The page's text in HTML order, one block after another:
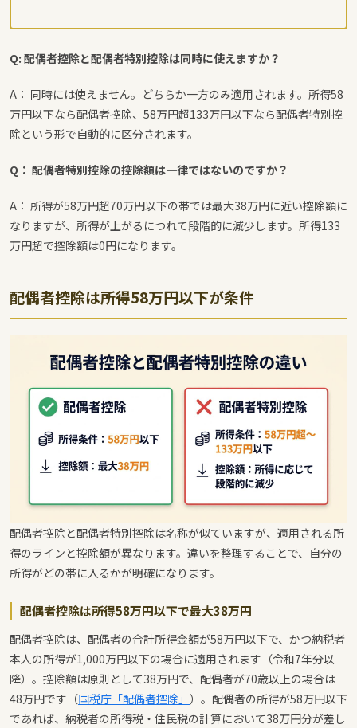
Q: 配偶者控除と配偶者特別控除は同時に使えますか？
A： 同時には使えません。どちらか一方のみ適用されます。所得58
万円以下なら配偶者控除、58万円超133万円以下なら配偶者特別控
除という形で自動的に区分されます。
Q： 配偶者特別控除の控除額は一律ではないのですか？
A： 所得が58万円超70万円以下の帯では最大38万円に近い控除額に
なりますが、所得が上がるにつれて段階的に減少します。所得133
万円超で控除額は0円になります。
配偶者控除は所得58万円以下が条件
配偶者控除と配偶者特別控除は名称が似ていますが、適用される所
得のラインと控除額が異なります。違いを整理することで、自分の
所得がどの帯に入るかが明確になります。
配偶者控除は所得58万円以下で最大38万円
配偶者控除は、配偶者の合計所得金額が58万円以下で、かつ納税者
本人の所得が1,000万円以下の場合に適用されます（令和7年分以
降）。控除額は原則として38万円で、配偶者が70歳以上の場合は
48万円です（国税庁「配偶者控除」 ）。配偶者の所得が58万円以下
であれば、納税者の所得税・住民税の計算において38万円分が差し